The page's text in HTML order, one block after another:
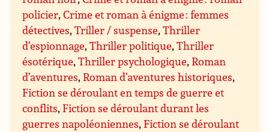
policier,Crime et roman à énigme : femmes
détectives,Triller / suspense,Thriller
d’espionnage,Thriller politique,Thriller
ésotérique,Thriller psychologique,Roman
d’aventures,Roman d’aventures historiques,
Fiction se déroulant en temps de guerre et
conflits,Fiction se déroulant durant les
guerres napoléoniennes,Fiction se déroulant